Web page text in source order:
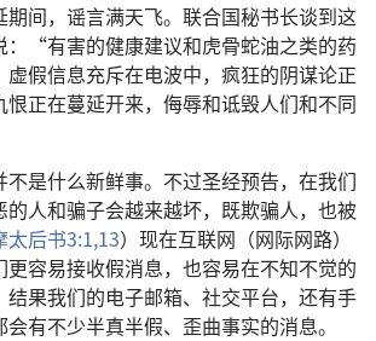
期间，谣言满天飞。联合国秘书长谈到这
：“有害的健康建议和虎骨蛇油之类的药
虚假信息充斥在电波中，疯狂的阴谋论正
正在蔓延开来，侮辱和诋毁人们和不同
是什么新鲜事。不过圣经预告，在我们
人和骗子会越来越坏，既欺骗人，也被
太后书3:1,13）现在互联网（网际网路）
容易接收假消息，也容易在不知不觉的
结果我们的电子邮箱、社交平台，还有手
有不少半真半假、歪曲事实的消息。